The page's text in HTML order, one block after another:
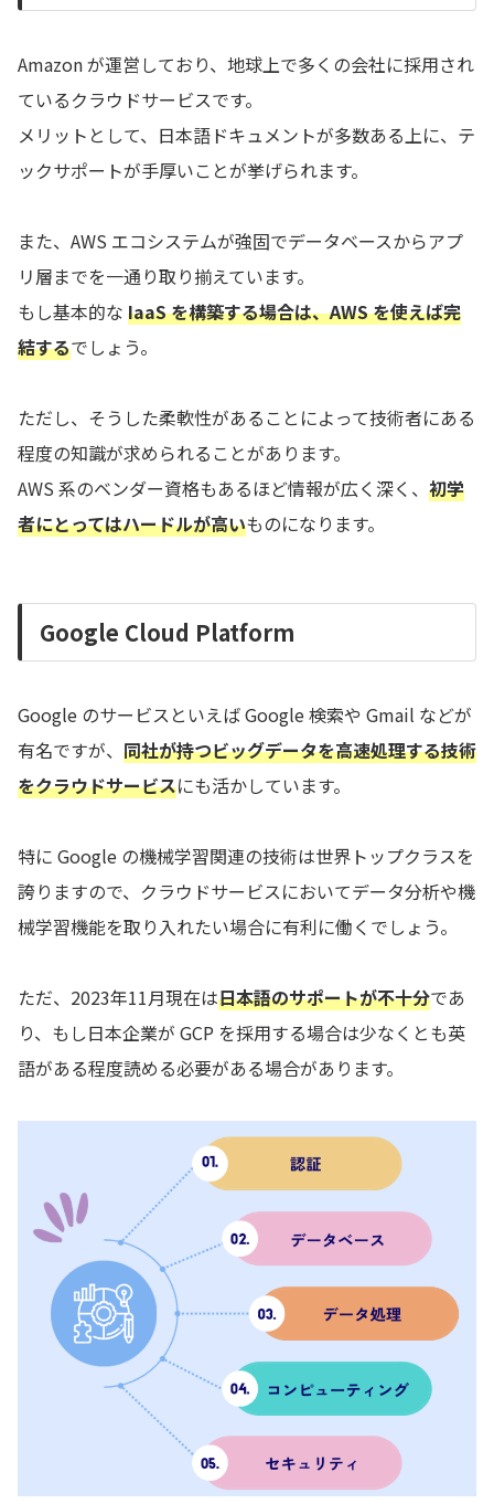
Amazon が運営しており、地球上で多くの会社に採用され
ているクラウドサービスです。
メリットとして、日本語ドキュメントが多数ある上に、テ
ックサポートが手厚いことが挙げられます。
また、AWS エコシステムが強固でデータベースからアプ
リ層までを一通り取り揃えています。
もし基本的な IaaS を構築する場合は、AWS を使えば完
結するでしょう。
ただし、そうした柔軟性があることによって技術者にある
程度の知識が求められることがあります。
AWS 系のベンダー資格もあるほど情報が広く深く、 初学
者にとってはハードルが高いものになります。
Google Cloud Platform
Google のサービスといえば Google 検索や Gmail などが
有名ですが、 同社が持つビッグデータを高速処理する技術
をクラウドサービスにも活かしています。
特に Google の機械学習関連の技術は世界トップクラスを
誇りますので、クラウドサービスにおいてデータ分析や機
械学習機能を取り入れたい場合に有利に働くでしょう。
ただ、2023年11月現在は日本語のサポートが不十分であ
り、もし日本企業が GCP を採用する場合は少なくとも英
語がある程度読める必要がある場合があります。